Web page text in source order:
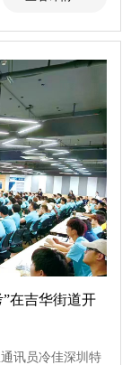
查看
在吉华街道开
讯员冷佳深圳特